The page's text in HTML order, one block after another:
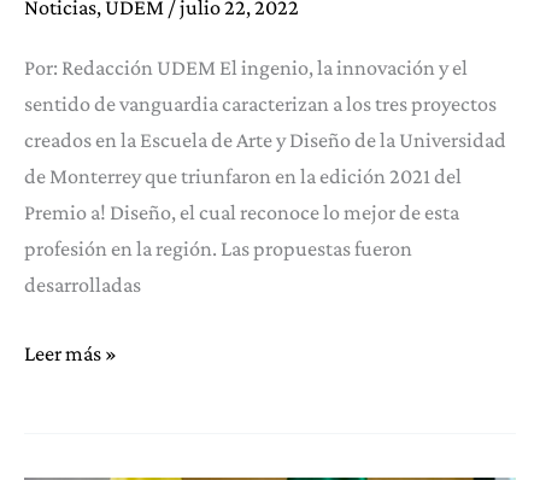
Noticias, UDEM /julio 22, 2022
Por: Redacción UDEM El ingenio, la innovación y el
sentido de vanguardia caracterizan a los tres proyectos
creados en la Escuela de Arte y Diseño de la Universidad
de Monterrey que triunfaron en la edición 2021 del
Premio a! Diseño, el cual reconoce lo mejor de esta
profesión en la región. Las propuestas fueron
desarrolladas
Destaca
Leer más »